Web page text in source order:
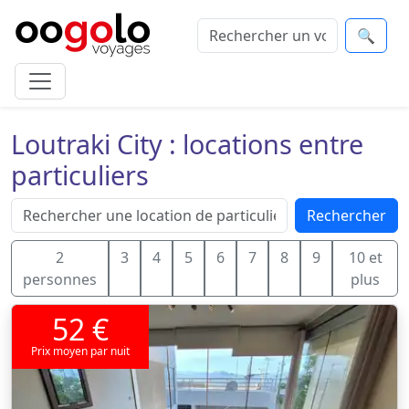
🔍
Loutraki City : locations entre
particuliers
Rechercher
2
personnes
3 4 5 6 7 8 9
10 et
plus
52 €
Prix moyen par nuit